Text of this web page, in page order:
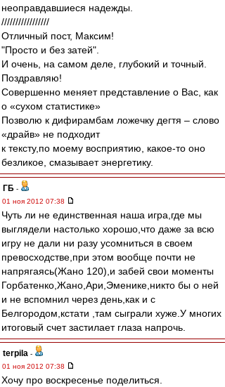
неоправдавшиеся надежды.
/////////////////
Отличный пост, Максим!
"Просто и без затей".
И очень, на самом деле, глубокий и точный.
Поздравляю!
Совершенно меняет представление о Вас, как
о «сухом статистике»
Позволю к дифирамбам ложечку дегтя – слово
«драйв» не подходит
к тексту,по моему восприятию, какое-то оно
безликое, смазывает энергетику.
ГБ -
01 ноя 2012 07:38
Чуть ли не единственная наша игра,где мы
выглядели настолько хорошо,что даже за всю
игру не дали ни разу усомниться в своем
превосходстве,при этом вообще почти не
напрягаясь(Жано 120),и забей свои моменты
Горбатенко,Жано,Ари,Эменике,никто бы о ней
и не вспомнил через день,как и с
Белгородом,кстати ,там сыграли хуже.У многих
итоговый счет застилает глаза напрочь.
terpila -
01 ноя 2012 07:38
Хочу про воскресенье поделиться.